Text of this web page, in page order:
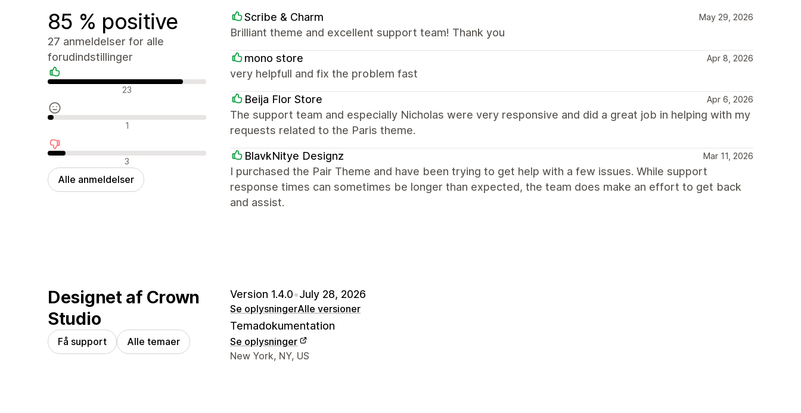
85 % positive
27 anmeldelser for alle
forudindstillinger
Positive anmeldelser
23
Neutrale anmeldelser
1
Negative anmeldelser
3
Alle anmeldelser
Scribe & Charm May 29, 2026
Brilliant theme and excellent support team! Thank you
mono store Apr 8, 2026
very helpfull and fix the problem fast
Beija Flor Store Apr 6, 2026
The support team and especially Nicholas were very responsive and did a great job in helping with my
requests related to the Paris theme.
BlavkNitye Designz Mar 11, 2026
I purchased the Pair Theme and have been trying to get help with a few issues. While support
response times can sometimes be longer than expected, the team does make an effort to get back
and assist.
Designet af Crown
Studio
Få support Alle temaer
Version 1.4.0•July 28, 2026
Se oplysningerAlle versioner
Temadokumentation
Se oplysninger
Se kontaktoplysninger
New York, NY, US